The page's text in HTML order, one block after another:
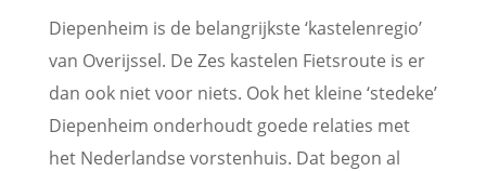
Diepenheim is de belangrijkste ‘kastelenregio’
van Overijssel. De Zes kastelen Fietsroute is er
dan ook niet voor niets. Ook het kleine ‘stedeke’
Diepenheim onderhoudt goede relaties met
het Nederlandse vorstenhuis. Dat begon al